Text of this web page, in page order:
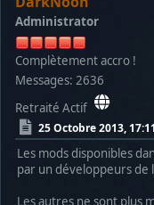
Administrator
Complètement accro !
Messages: 2636
Retraité Actif
25 Octobre 2013,
Les mods disponibles
par un développeurs de